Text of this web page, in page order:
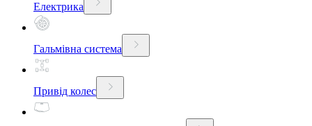
Електрика
Гальмівна система
Привід колес